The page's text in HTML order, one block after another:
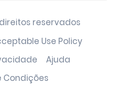
reservados
Use Policy
Ajuda
Condições